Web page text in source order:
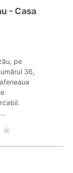
- Casa
pe
36,